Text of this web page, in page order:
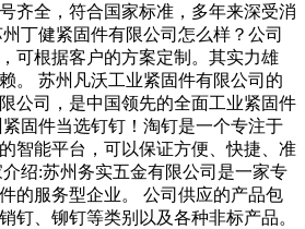
齐全，符合国家标准，多年来深受消
丁健紧固件有限公司怎么样？公司
可根据客户的方案定制。其实力雄
。 苏州凡沃工业紧固件有限公司的
公司，是中国领先的全面工业紧固件
固件当选钉钉！淘钉是一个专注于
智能平台，可以保证方便、快捷、准
绍:苏州务实五金有限公司是一家专
的服务型企业。 公司供应的产品包
钉、铆钉等类别以及各种非标产品。